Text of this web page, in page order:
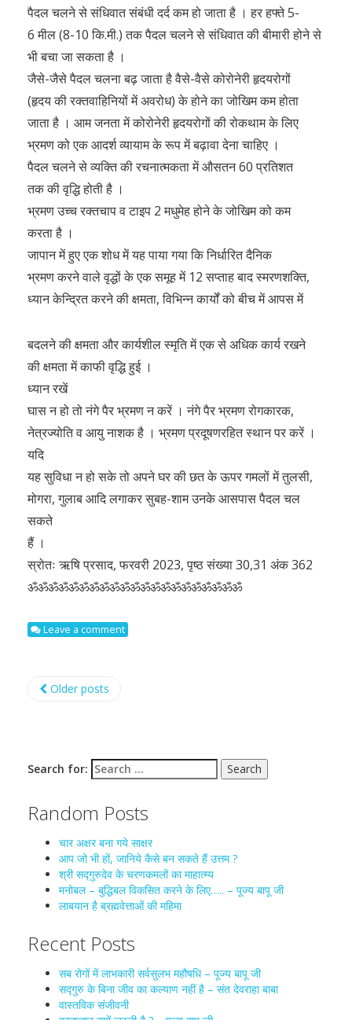
पैदल चलने से संधिवात संबंधी दर्द कम हो जाता है । हर हफ्ते 5-
6 मील (8-10 कि.मी.) तक पैदल चलने से संधिवात की बीमारी होने से
भी बचा जा सकता है ।
जैसे-जैसे पैदल चलना बढ़ जाता है वैसे-वैसे कोरोनेरी हृदयरोगों
(हृदय की रक्तवाहिनियों में अवरोध) के होने का जोखिम कम होता
जाता है । आम जनता में कोरोनेरी हृदयरोगों की रोकथाम के लिए
भ्रमण को एक आदर्श व्यायाम के रूप में बढ़ावा देना चाहिए ।
पैदल चलने से व्यक्ति की रचनात्मकता में औसतन 60 प्रतिशत
तक की वृद्धि होती है ।
भ्रमण उच्च रक्तचाप व टाइप 2 मधुमेह होने के जोखिम को कम
करता है ।
जापान में हुए एक शोध में यह पाया गया कि निर्धारित दैनिक
भ्रमण करने वाले वृद्धों के एक समूह में 12 सप्ताह बाद स्मरणशक्ति,
ध्यान केन्द्रित करने की क्षमता, विभिन्न कार्यों को बीच में आपस में
बदलने की क्षमता और कार्यशील स्मृति में एक से अधिक कार्य रखने
की क्षमता में काफी वृद्धि हुई ।
ध्यान रखें
घास न हो तो नंगे पैर भ्रमण न करें । नंगे पैर भ्रमण रोगकारक,
नेत्रज्योति व आयु नाशक है । भ्रमण प्रदूषणरहित स्थान पर करें ।
यदि
यह सुविधा न हो सके तो अपने घर की छत के ऊपर गमलों में तुलसी,
मोगरा, गुलाब आदि लगाकर सुबह-शाम उनके आसपास पैदल चल
सकते
हैं ।
स्रोतः ऋषि प्रसाद, फरवरी 2023, पृष्ठ संख्या 30,31 अंक 362
ॐॐॐॐॐॐॐॐॐॐॐॐॐॐॐॐॐॐॐॐॐ
Leave a comment
Older posts
Search for:
Random Posts
चार अक्षर बना गये साक्षर
आप जो भी हों, जानिये कैसे बन सकते हैं उत्तम ?
श्री सद्गुरुदेव के चरणकमलों का माहात्म्य
मनोबल – बुद्धिबल विकसित करने के लिए….. – पूज्य बापू जी
लाबयान है ब्रह्मवेत्ताओं की महिमा
Recent Posts
सब रोगों में लाभकारी सर्वसुलभ महौषधि – पूज्य बापू जी
सद्गुरु के बिना जीव का कल्याण नहीं है – संत देवराहा बाबा
वास्तविक संजीवनी